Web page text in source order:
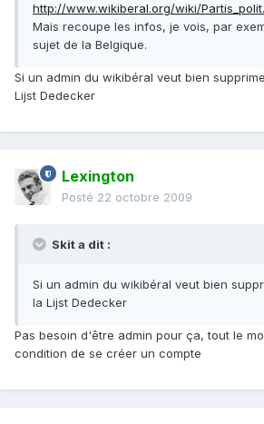
http://www.wikiberal.org/wiki/
Mais recoupe les infos, je vois, par
sujet de la Belgique.
Si un admin du wikibéral veut bien
Lijst Dedecker
Lexington
Posté 22 octobre 2009
Skit a dit :
Si un admin du wikibéral veut bien
la Lijst Dedecker
Pas besoin d'être admin pour ça, tout le
condition de se créer un compte